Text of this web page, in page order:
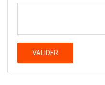
VALIDER